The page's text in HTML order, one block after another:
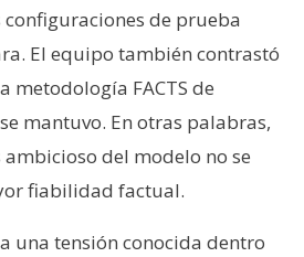
configuraciones de prueba
El equipo también contrastó
metodología FACTS de
mantuvo. En otras palabras,
del modelo no se
fiabilidad factual.
una tensión conocida dentro